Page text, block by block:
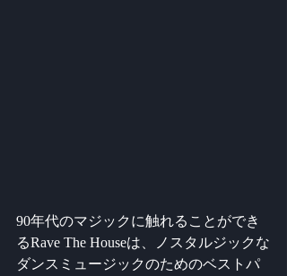
90年代のマジックに触れることができ
るRave The Houseは、ノスタルジックな
ダンスミュージックのためのベストパ